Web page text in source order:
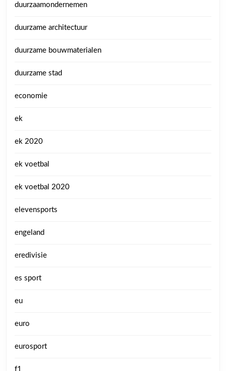
duurzaamondernemen
duurzame architectuur
duurzame bouwmaterialen
duurzame stad
economie
ek
ek 2020
ek voetbal
ek voetbal 2020
elevensports
engeland
eredivisie
es sport
eu
euro
eurosport
f1